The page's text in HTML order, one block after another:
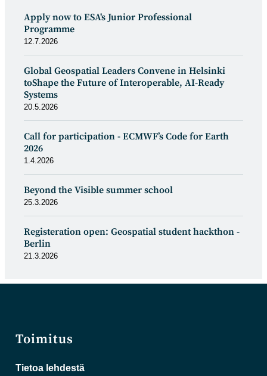
Apply now to ESA's Junior Professional
Programme
12.7.2026
Global Geospatial Leaders Convene in Helsinki
toShape the Future of Interoperable, AI-Ready
Systems
20.5.2026
Call for participation - ECMWF’s Code for Earth
2026
1.4.2026
Beyond the Visible summer school
25.3.2026
Registeration open: Geospatial student hackthon -
Berlin
21.3.2026
Toimitus
Tietoa lehdestä